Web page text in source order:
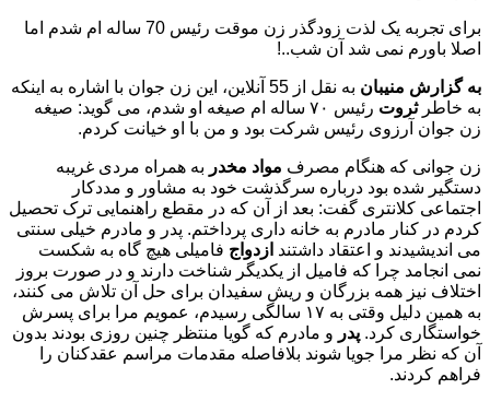
برای تجربه یک لذت زودگذر زن موقت رئیس 70 ساله ام شدم اما
اصلا باورم نمی شد آن شب..!
به گزارش منیبان
به نقل از 55 آنلاین، این زن جوان با اشاره به اینکه
به خاطرثروت
رئیس ۷۰ ساله ام صیغه او شدم، می گوید: صیغه
زن جوان آرزوی رئیس شرکت بود و من با او خیانت کردم.
زن جوانی که هنگام مصرف مواد مخدر به همراه مردی غریبه
دستگیر شده بود درباره سرگذشت خود به مشاور و مددکار
اجتماعی کلانتری گفت: بعد از آن که در مقطع راهنمایی ترک تحصیل
کردم در کنار مادرم به خانه داری پرداختم. پدر و مادرم خیلی سنتی
می اندیشیدند و اعتقاد داشتند ازدواج فامیلی هیچ گاه به شکست
نمی انجامد چرا که فامیل از یکدیگر شناخت دارند و در صورت بروز
اختلاف نیز همه بزرگان و ریش سفیدان برای حل آن تلاش می کنند،
به همین دلیل وقتی به ۱۷ سالگی رسیدم، عمویم مرا برای پسرش
خواستگاری کرد. پدر و مادرم که گویا منتظر چنین روزی بودند بدون
آن که نظر مرا جویا شوند بلافاصله مقدمات مراسم عقدکنان را
فراهم کردند.